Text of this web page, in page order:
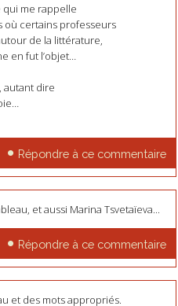
me rappelle
où certains professeurs
de la littérature,
en fut l’objet…
autant dire
Répondre à ce commentaire
et aussi Marina Tsvetaïeva...
Répondre à ce commentaire
et des mots appropriés.